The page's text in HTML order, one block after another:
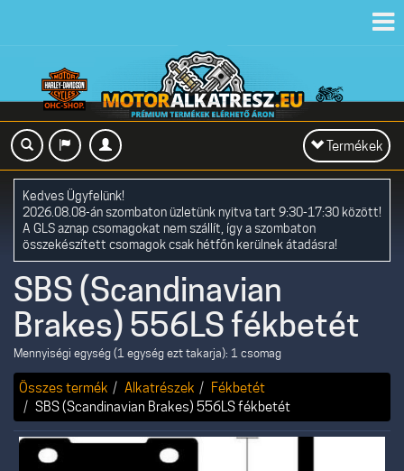
Toggle
navigation
Termékek
Kedves Ügyfelünk!
2026.08.08-án szombaton üzletünk nyitva tart 9:30-17:30 között!
A GLS aznap csomagokat nem szállít, így a szombaton
összekészített csomagok csak hétfőn kerülnek átadásra!
SBS (Scandinavian
Brakes) 556LS fékbetét
Mennyiségi egység (1 egység ezt takarja): 1 csomag
Összes termék Alkatrészek
Fékbetét
SBS (Scandinavian Brakes) 556LS fékbetét